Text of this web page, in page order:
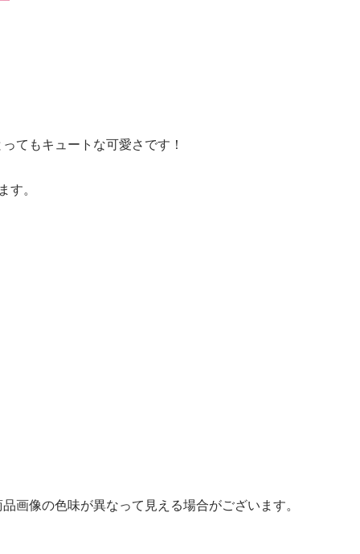
てもキュートな可愛さです！
す。
画像の色味が異なって見える場合がございます。